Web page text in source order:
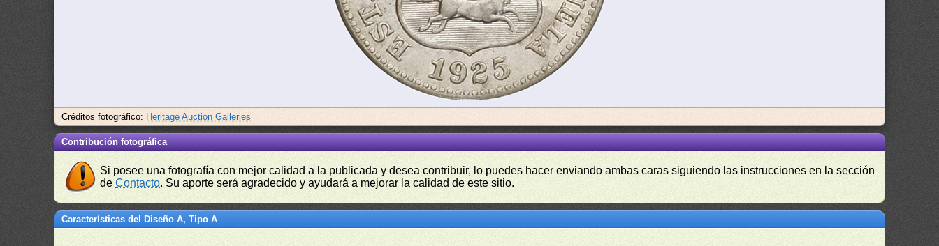
Créditos fotográfico: Heritage Auction Galleries
Contribución fotográfica
Si posee una fotografía con mejor calidad a la publicada y desea contribuir, lo puedes hacer enviando ambas caras siguiendo las instrucciones en la sección
deContacto. Su aporte será agradecido y ayudará a mejorar la calidad de este sitio.
Características del Diseño A, Tipo A